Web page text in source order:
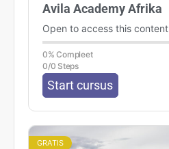
Avila Academy Afrika
Open to access this content
0% Compleet
0/0 Steps
Start cursus
GRATIS